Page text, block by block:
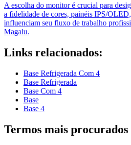
A escolha do monitor é crucial para
a fidelidade de cores, painéis IPS/
influenciam seu fluxo de trabalho
Magalu.
Links relacionados:
Base Refrigerada Com 4
Base Refrigerada
Base Com 4
Base
Base 4
Termos mais procurados